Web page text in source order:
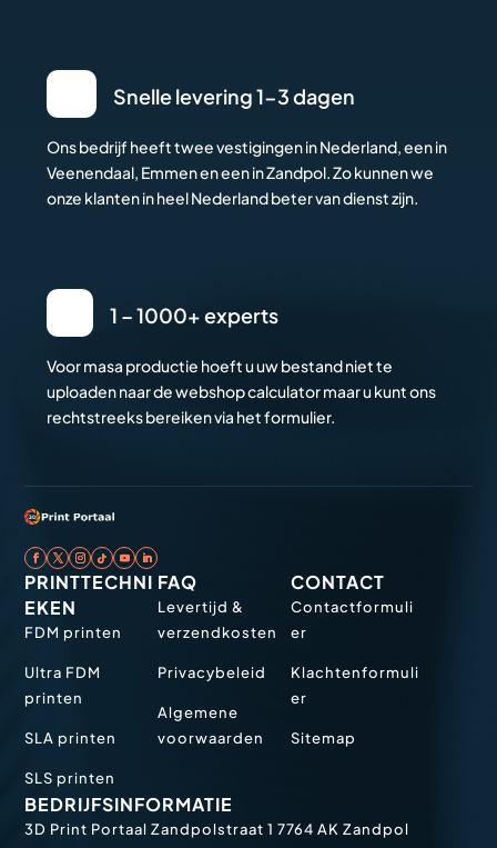
Snelle levering 1-3 dagen
Ons bedrijf heeft twee vestigingen in Nederland, een in
Veenendaal, Emmen en een in Zandpol. Zo kunnen we
onze klanten in heel Nederland beter van dienst zijn.
1 – 1000+ experts
Voor masa productie hoeft u uw bestand niet te
uploaden naar de webshop calculator maar u kunt ons
rechtstreeks bereiken via het formulier.
PRINTTECHNI
EKEN
FDM printen
Ultra FDM
printen
SLA printen
SLS printen
FAQ
Levertijd &
verzendkosten
Privacybeleid
Algemene
voorwaarden
CONTACT
Contactformuli
er
Klachtenformuli
er
Sitemap
BEDRIJFSINFORMATIE
3D Print Portaal Zandpolstraat 1 7764 AK Zandpol